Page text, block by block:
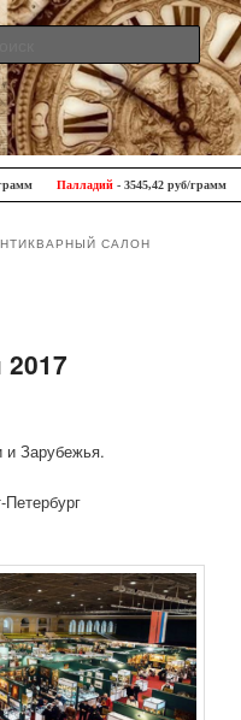
Палладий- 3545,42 руб/грамм
САЛОН
и Зарубежья.
Петербург